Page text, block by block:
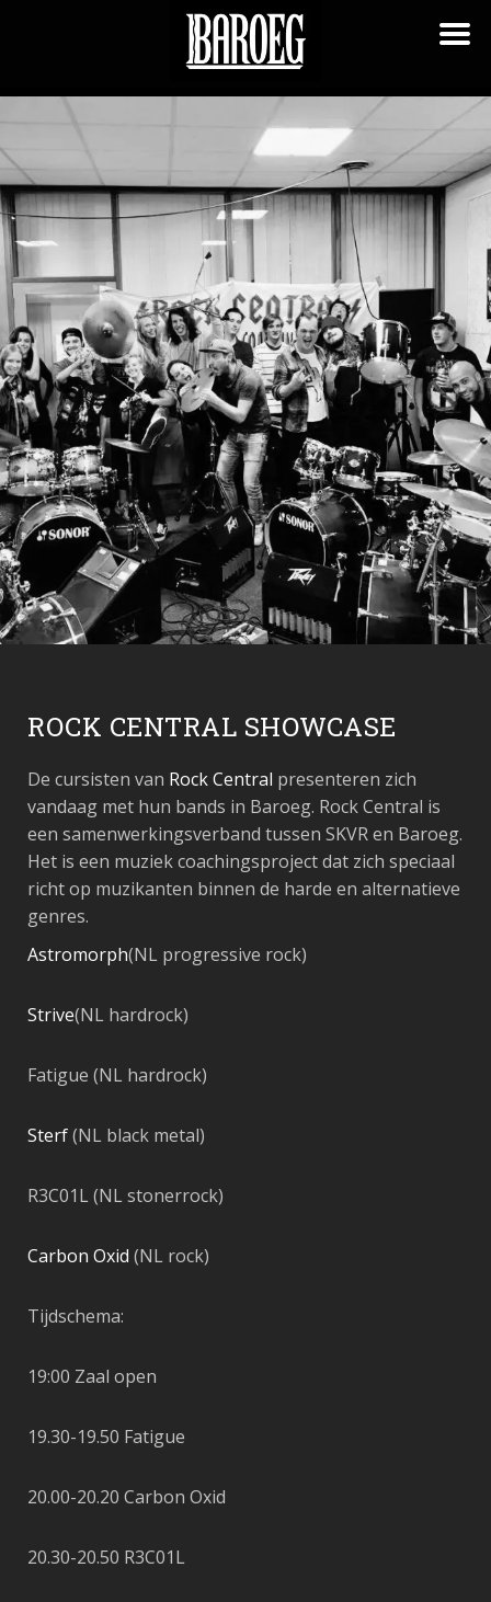
ROCK CENTRAL SHOWCASE
De cursisten van RockCentral presenteren zich
vandaag met hun bands in Baroeg. Rock Central is
een samenwerkingsverband tussen SKVR en Baroeg.
Het is een muziek coachingsproject dat zich speciaal
richt op muzikanten binnen de harde en alternatieve
genres.
Astromorph(NL progressive rock)
Strive(NL hardrock)
Fatigue (NL hardrock)
Sterf(NL black metal)
R3C01L(NL stonerrock)
Carbon Oxid (NL rock)
Tijdschema:
19:00 Zaal open
19.30-19.50 Fatigue
20.00-20.20 Carbon Oxid
20.30-20.50 R3C01L